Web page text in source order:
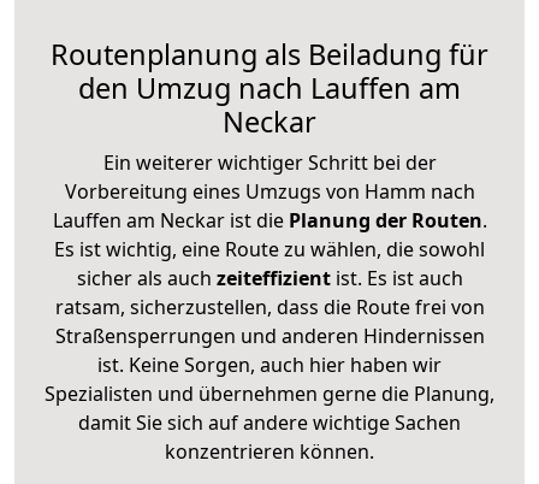
Routenplanung als Beiladung für
den Umzug nach Lauffen am
Neckar
Ein weiterer wichtiger Schritt bei der
Vorbereitung eines Umzugs von Hamm nach
Lauffen am Neckar ist diePlanung der Routen.
Es ist wichtig, eine Route zu wählen, die sowohl
sicher als auch zeiteffizientist. Es ist auch
ratsam, sicherzustellen, dass die Route frei von
Straßensperrungen und anderen Hindernissen
ist. Keine Sorgen, auch hier haben wir
Spezialisten und übernehmen gerne die Planung,
damit Sie sich auf andere wichtige Sachen
konzentrieren können.